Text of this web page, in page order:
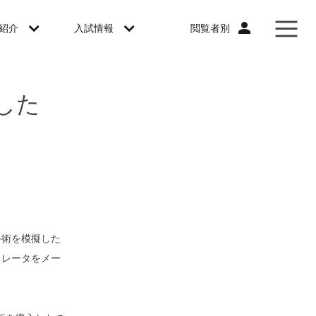
介 入試情報 閲覧者別
た
を模擬した
ータをメー